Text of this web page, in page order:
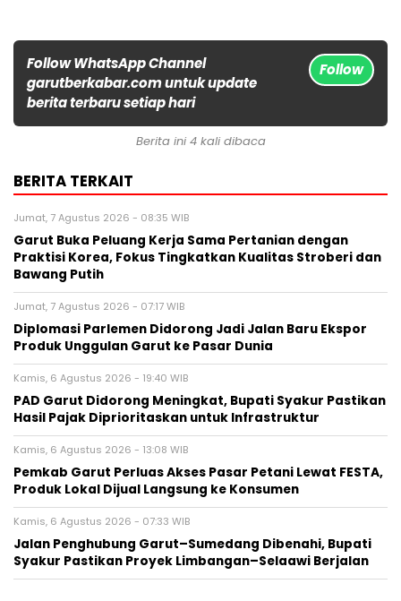
Follow WhatsApp Channel
garutberkabar.com untuk update
berita terbaru setiap hari
Follow
Berita ini 4 kali dibaca
BERITA TERKAIT
Jumat, 7 Agustus 2026 - 08:35 WIB
Garut Buka Peluang Kerja Sama Pertanian dengan
Praktisi Korea, Fokus Tingkatkan Kualitas Stroberi dan
Bawang Putih
Jumat, 7 Agustus 2026 - 07:17 WIB
Diplomasi Parlemen Didorong Jadi Jalan Baru Ekspor
Produk Unggulan Garut ke Pasar Dunia
Kamis, 6 Agustus 2026 - 19:40 WIB
PAD Garut Didorong Meningkat, Bupati Syakur Pastikan
Hasil Pajak Diprioritaskan untuk Infrastruktur
Kamis, 6 Agustus 2026 - 13:08 WIB
Pemkab Garut Perluas Akses Pasar Petani Lewat FESTA,
Produk Lokal Dijual Langsung ke Konsumen
Kamis, 6 Agustus 2026 - 07:33 WIB
Jalan Penghubung Garut–Sumedang Dibenahi, Bupati
Syakur Pastikan Proyek Limbangan–Selaawi Berjalan